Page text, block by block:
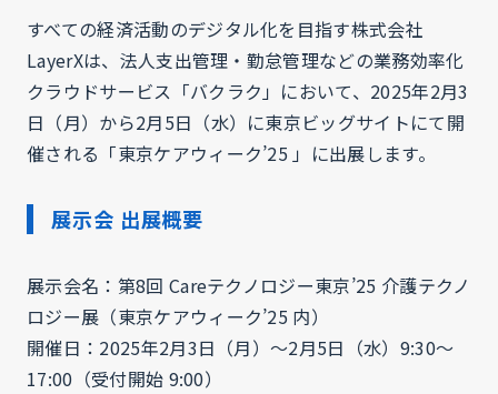
すべての経済活動のデジタル化を目指す株式会社
LayerXは、法人支出管理・勤怠管理などの業務効率化
クラウドサービス「バクラク」において、2025年2月3
日（月）から2月5日（水）に東京ビッグサイトにて開
催される「東京ケアウィーク’25 」に出展します。
展示会 出展概要
展示会名：第8回 Careテクノロジー東京’25 介護テクノ
ロジー展（東京ケアウィーク’25 内）
開催日：2025年2月3日（月）〜2月5日（水）9:30～
17:00（受付開始 9:00）